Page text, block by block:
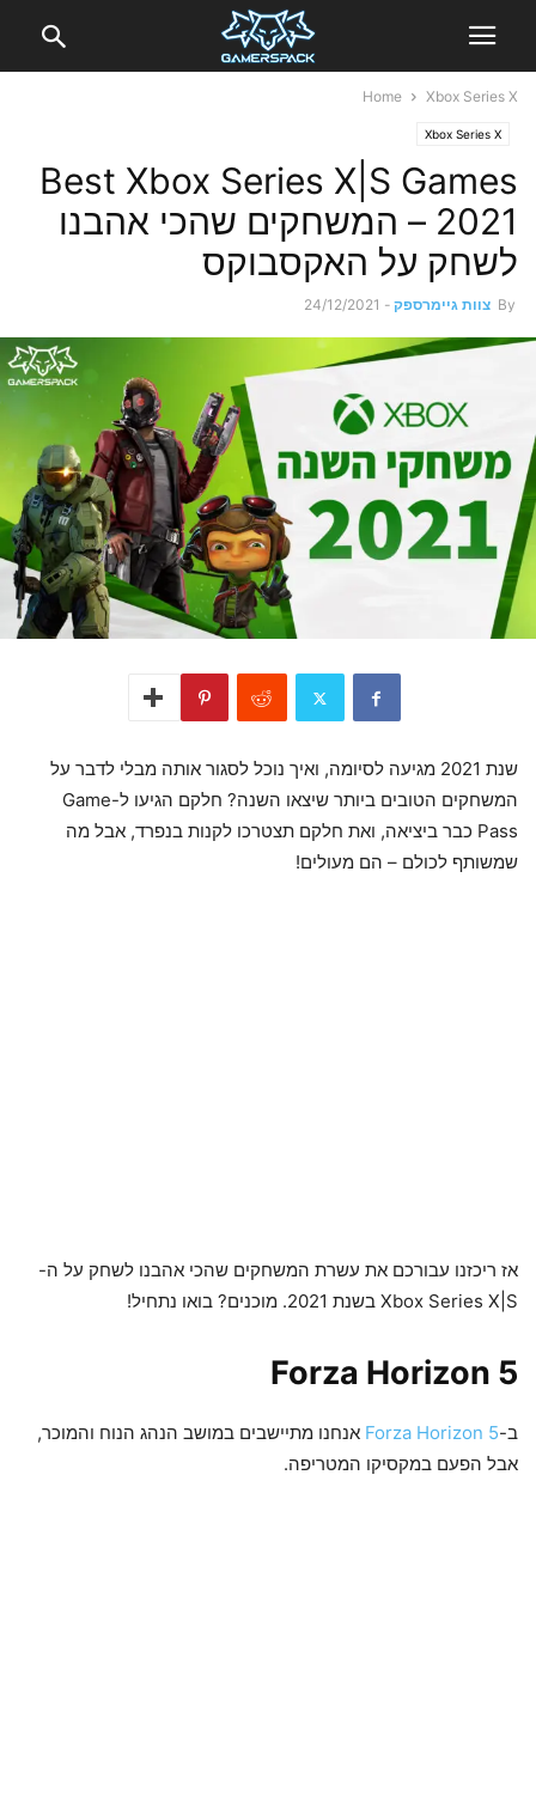
Home Xbox Series X
Xbox Series X
Best Xbox Series X|S Games
2021 – המשחקים שהכי אהבנו
לשחק על האקסבוקס
By צוות גיימרספק -
24/12/2021
שנת 2021 מגיעה לסיומה, ואיך נוכל לסגור אותה מבלי לדבר על
המשחקים הטובים ביותר שיצאו השנה? חלקם הגיעו ל-Game
Pass כבר ביציאה, ואת חלקם תצטרכו לקנות בנפרד, אבל מה
שמשותף לכולם – הם מעולים!
אז ריכזנו עבורכם את עשרת המשחקים שהכי אהבנו לשחק על ה-
Xbox Series X|S בשנת 2021. מוכנים? בואו נתחיל!
Forza Horizon 5
ב-Forza Horizon 5 אנחנו מתיישבים במושב הנהג הנוח והמוכר,
אבל הפעם במקסיקו המטריפה.